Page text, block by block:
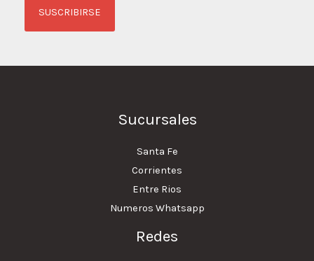
Sucursales
Santa Fe
Corrientes
Entre Rios
Numeros Whatsapp
Redes